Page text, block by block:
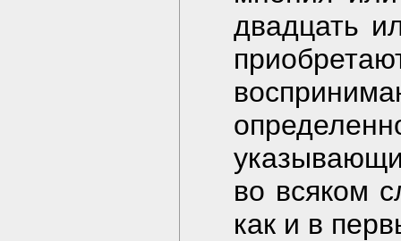
двадцать
во всяком
как и в